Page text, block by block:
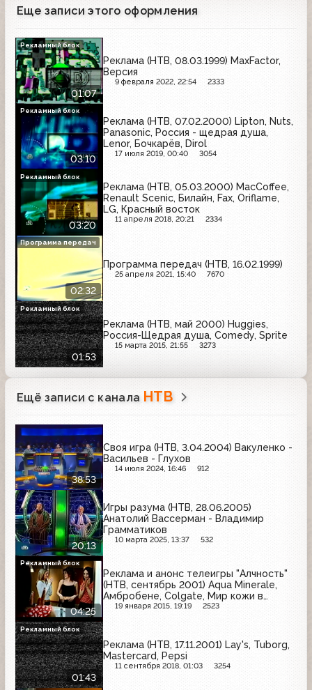
Еще записи этого оформления
01:07
Реклама (НТВ, 08.03.1999) MaxFactor,
Версия
9 февраля 2022, 22:54 2333
Рекламный блок
03:10
Реклама (НТВ, 07.02.2000) Lipton, Nuts,
Panasonic, Россия - щедрая душа,
Lenor, Бочкарёв, Dirol
17 июля 2019, 00:40 3054
Рекламный блок
03:20
Реклама (НТВ, 05.03.2000) MacCoffee,
Renault Scenic, Билайн, Fax, Oriflame,
LG, Красный восток
11 апреля 2018, 20:21 2334
Рекламный блок
02:32
Программа передач (НТВ, 16.02.1999)
25 апреля 2021, 15:40 7670
Программа передач
01:53
Реклама (НТВ, май 2000) Huggies,
Россия-Щедрая душа, Comedy, Sprite
15 марта 2015, 21:55 3273
Рекламный блок
Ещё записи с канала НТВ
38:53
Своя игра (НТВ, 3.04.2004) Вакуленко -
Васильев - Глухов
14 июля 2024, 16:46 912
20:13
Игры разума (НТВ, 28.06.2005)
Анатолий Вассерман - Владимир
Грамматиков
10 марта 2025, 13:37 532
04:25
Реклама и анонс телеигры "Алчность"
(НТВ, сентябрь 2001) Aqua Minerale,
Амбробене, Colgate, Мир кожи в
Сокольниках, Starburst, Alldays, Gillette
19 января 2015, 19:19 2523
Рекламный блок
01:43
Реклама (НТВ, 17.11.2001) Lay's, Tuborg,
Mastercard, Pepsi
11 сентября 2018, 01:03 3254
Рекламный блок